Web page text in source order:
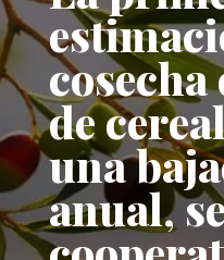
de
una
anual,